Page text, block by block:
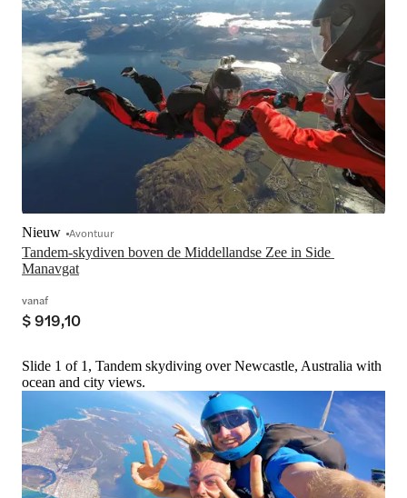
Tandem-skydiven boven de Middellandse Zee in Side
Manavgat
Nieuw Avontuur
vanaf
$ 919,10
Slide 1 of 1, Tandem skydiving over Newcastle, Australia with
ocean and city views.